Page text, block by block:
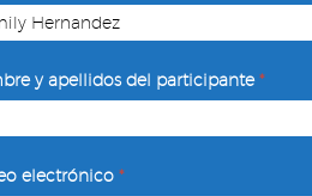
y apellidos del participante*
electrónico *